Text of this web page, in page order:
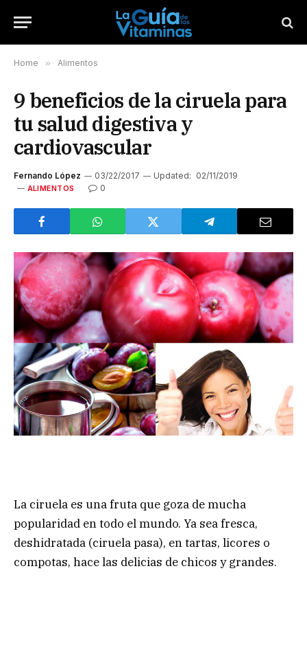
Home » Alimentos
9 beneficios de la ciruela para
tu salud digestiva y
cardiovascular
Fernando López 03/22/2017 Updated: 02/11/2019
ALIMENTOS 0
La ciruela es una fruta que goza de mucha
popularidad en todo el mundo. Ya sea fresca,
deshidratada (ciruela pasa), en tartas, licores o
compotas, hace las delicias de chicos y grandes.